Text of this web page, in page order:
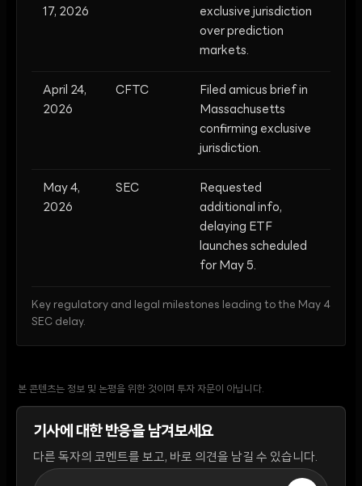
17, 2026
exclusive jurisdiction
over prediction
markets.
April 24,
2026
CFTC
Filed amicus brief in
Massachusetts
confirming exclusive
jurisdiction.
May 4,
2026
SEC
Requested
additional info,
delaying ETF
launches scheduled
for May 5.
Key regulatory and legal milestones leading to the May 4
SEC delay.
본 콘텐츠는 정보 및 논평을 위한 것이며 투자 자문이 아닙니다.
기사에 대한 반응을 남겨보세요
다른 독자의 코멘트를 보고, 바로 의견을 남길 수 있습니다.